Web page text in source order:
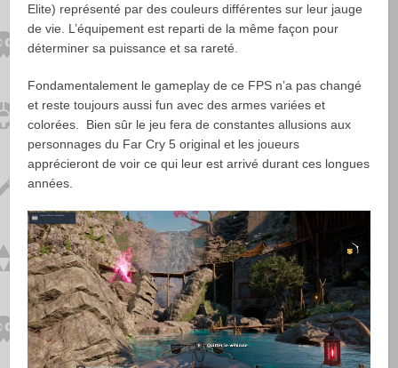
Elite) représenté par des couleurs différentes sur leur jauge
de vie. L’équipement est reparti de la même façon pour
déterminer sa puissance et sa rareté.
Fondamentalement le gameplay de ce FPS n’a pas changé
et reste toujours aussi fun avec des armes variées et
colorées. Bien sûr le jeu fera de constantes allusions aux
personnages du Far Cry 5 original et les joueurs
apprécieront de voir ce qui leur est arrivé durant ces longues
années.